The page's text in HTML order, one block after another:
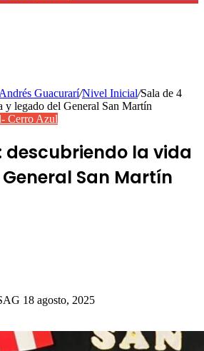
Guacurarí/Nivel Inicial/Sala de 4
y legado del General San Martín
Cerro Azul
descubriendo la vida
San Martín
18 agosto, 2025